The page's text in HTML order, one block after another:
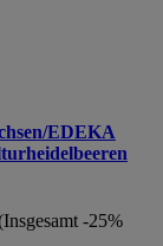
EDEKA
-25%